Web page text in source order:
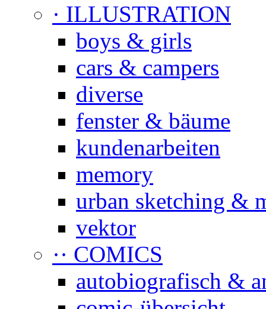
· ILLUSTRATION
boys & girls
cars & campers
diverse
fenster & bäume
kundenarbeiten
memory
urban sketching &
vektor
·· COMICS
autobiografisch &